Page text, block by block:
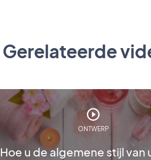
Gerelateerde
ONTWERP
Hoe u de algemene stijl van